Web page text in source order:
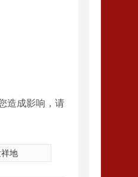
造成影响，请
地